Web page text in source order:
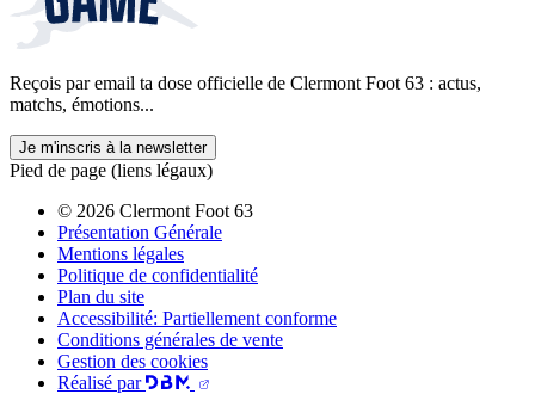
Reçois par email ta dose officielle de Clermont Foot 63 : actus,
matchs, émotions...
Je m'inscris à la newsletter
Pied de page (liens légaux)
© 2026 Clermont Foot 63
Présentation Générale
Mentions légales
Politique de confidentialité
Plan du site
Accessibilité: Partiellement conforme
Conditions générales de vente
Gestion des cookies
Réalisé par